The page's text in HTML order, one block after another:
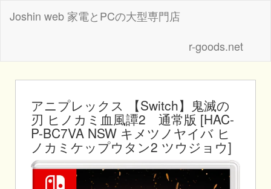
Joshin web 家電とPCの大型専門店
r-goods.net
アニプレックス 【Switch】鬼滅の
刃 ヒノカミ血風譚2 通常版 [HAC-
P-BC7VA NSW キメツノヤイバ ヒ
ノカミケップウタン2 ツウジョウ]